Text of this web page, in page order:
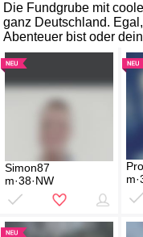
Die Fundgrube mit
ganz Deutschland.
Abenteuer bist oder
Simon87
m·38·NW